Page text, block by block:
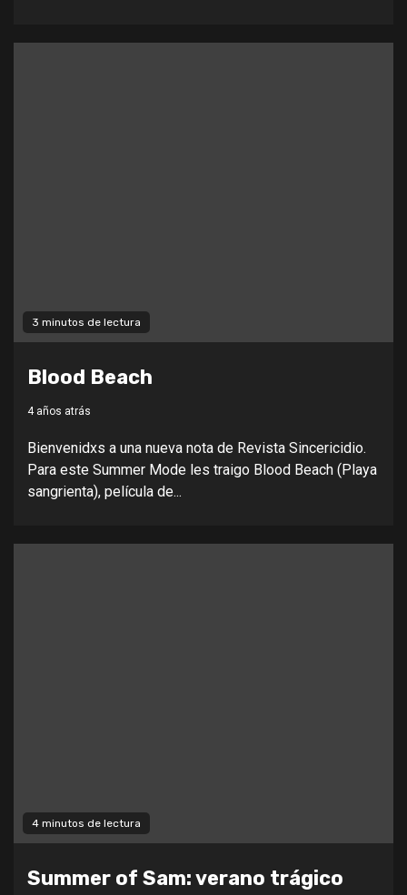
3 minutos de lectura
Blood Beach
4 años atrás
Bienvenidxs a una nueva nota de Revista Sincericidio.
Para este Summer Mode les traigo Blood Beach (Playa
sangrienta), película de...
4 minutos de lectura
Summer of Sam: verano trágico